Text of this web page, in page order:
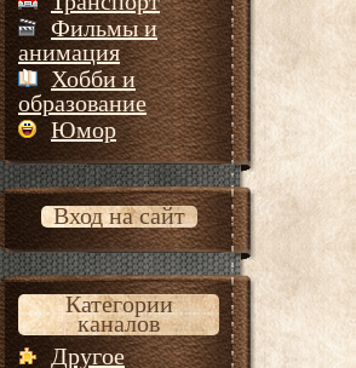
Фильмы и
анимация
Хобби и
образование
Юмор
Вход на сайт
Категории
каналов
Другое